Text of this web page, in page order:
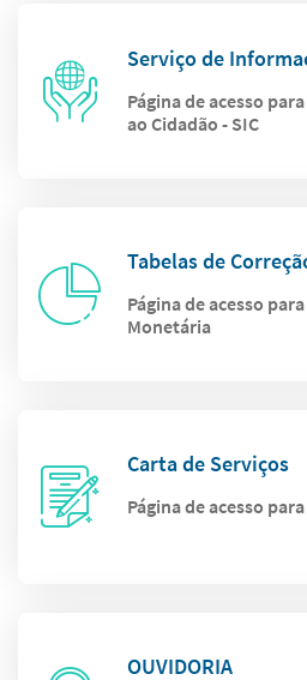
Serviço de
Página de acesso
ao Cidadão - SIC
Tabelas de
Página de acesso
Monetária
Carta de Serviços
Página de acesso
OUVIDORIA